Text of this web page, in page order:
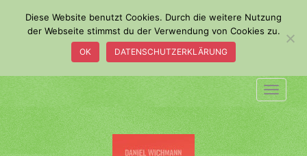
m
a
i
n
Diese Website benutzt Cookies. Durch die weitere Nutzung
der Webseite stimmst du der Verwendung von Cookies zu.
OK DATENSCHUTZERKLÄRUNG